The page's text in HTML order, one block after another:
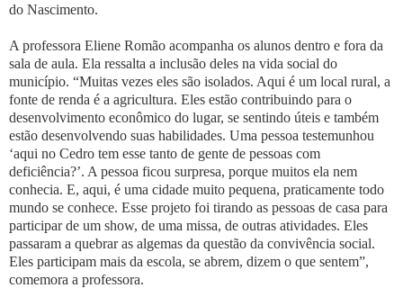
do Nascimento.
A professora Eliene Romão acompanha os alunos dentro e fora da
sala de aula. Ela ressalta a inclusão deles na vida social do
município. “Muitas vezes eles são isolados. Aqui é um local rural, a
fonte de renda é a agricultura. Eles estão contribuindo para o
desenvolvimento econômico do lugar, se sentindo úteis e também
estão desenvolvendo suas habilidades. Uma pessoa testemunhou
‘aqui no Cedro tem esse tanto de gente de pessoas com
deficiência?’. A pessoa ficou surpresa, porque muitos ela nem
conhecia. E, aqui, é uma cidade muito pequena, praticamente todo
mundo se conhece. Esse projeto foi tirando as pessoas de casa para
participar de um show, de uma missa, de outras atividades. Eles
passaram a quebrar as algemas da questão da convivência social.
Eles participam mais da escola, se abrem, dizem o que sentem”,
comemora a professora.